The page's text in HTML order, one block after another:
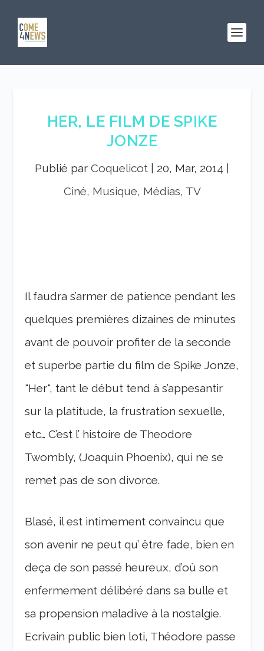
HER, LE FILM DE SPIKE
JONZE
Publié par Coquelicot 20, Mar, 2014
Ciné, Musique, Médias, TV
Il faudra s’armer de patience pendant les
quelques premières dizaines de minutes
avant de pouvoir profiter de la seconde
et superbe partie du film de Spike Jonze,
"Her", tant le début tend à s’appesantir
sur la platitude, la frustration sexuelle,
etc… C’est l’ histoire de Theodore
Twombly, (Joaquin Phoenix), qui ne se
remet pas de son divorce.
Blasé, il est intimement convaincu que
son avenir ne peut qu’ être fade, bien en
deça de son passé heureux, d’où son
enfermement délibéré dans sa bulle et
sa propension maladive à la nostalgie.
Ecrivain public bien loti, Théodore passe